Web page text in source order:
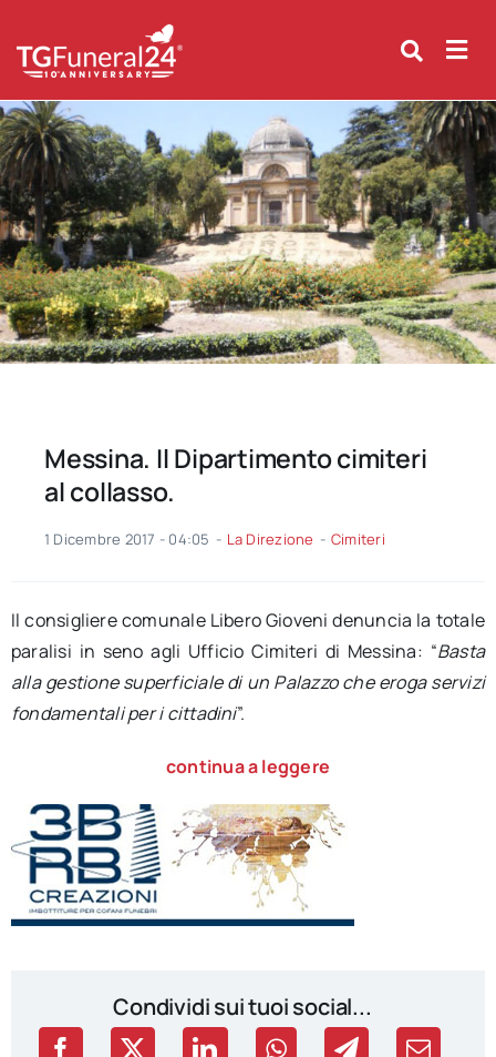
content
Messina. Il Dipartimento cimiteri
al collasso.
1 Dicembre 2017 - 04:05 - La Direzione - Cimiteri
Il consigliere comunale Libero Gioveni denuncia la totale
paralisi in seno agli Ufficio Cimiteri di Messina: “Basta
alla gestione superficiale di un Palazzo che eroga servizi
fondamentali per i cittadini”.
continua a leggere
Condividi sui tuoi social...